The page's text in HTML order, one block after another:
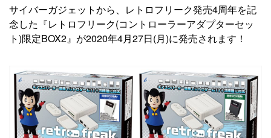
サイバーガジェットから、レトロフリーク発売4周年を記
念した『レトロフリーク(コントローラーアダプターセッ
ト)限定BOX2』が2020年4月27日(月)に発売されます！